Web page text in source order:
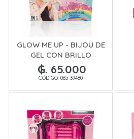
GLOW ME UP - BIJOU DE
GEL CON BRILLO
₲. 65.000
CÓDIGO: 065-39480